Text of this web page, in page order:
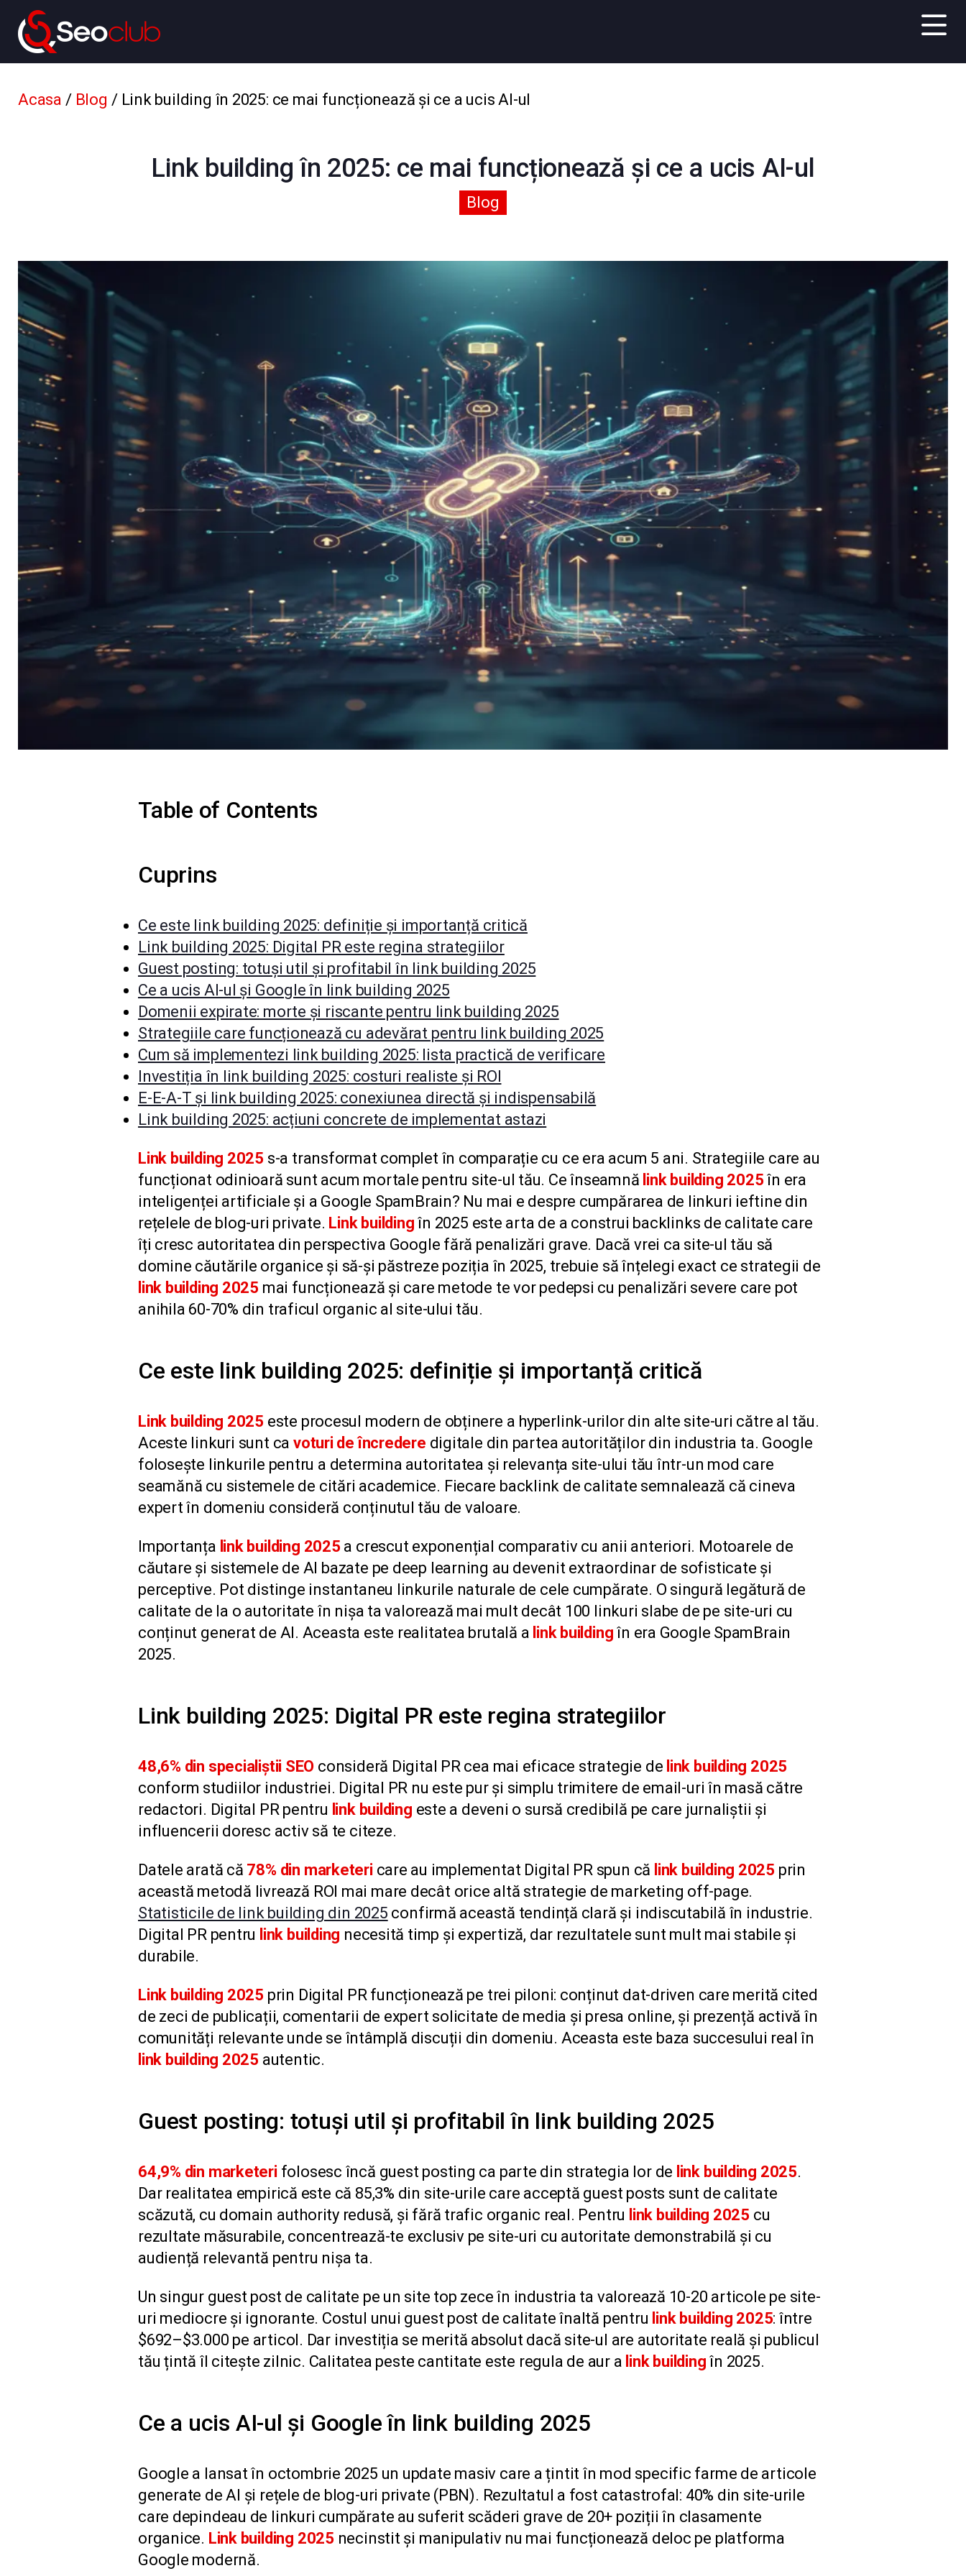
Acasa / Blog / Link building în 2025: ce mai funcționează și ce a ucis AI-ul
Link building în 2025: ce mai funcționează și ce a ucis AI-ul
Blog
Table of Contents
Cuprins
Ce este link building 2025: definiție și importanță critică
Link building 2025: Digital PR este regina strategiilor
Guest posting: totuși util și profitabil în link building 2025
Ce a ucis AI-ul și Google în link building 2025
Domenii expirate: morte și riscante pentru link building 2025
Strategiile care funcționează cu adevărat pentru link building 2025
Cum să implementezi link building 2025: lista practică de verificare
Investiția în link building 2025: costuri realiste și ROI
E-E-A-T și link building 2025: conexiunea directă și indispensabilă
Link building 2025: acțiuni concrete de implementat astazi
Link building 2025 s-a transformat complet în comparație cu ce era acum 5 ani. Strategiile care au
funcționat odinioară sunt acum mortale pentru site-ul tău. Ce înseamnă link building 2025 în era
inteligenței artificiale și a Google SpamBrain? Nu mai e despre cumpărarea de linkuri ieftine din
rețelele de blog-uri private. Link building în 2025 este arta de a construi backlinks de calitate care
îți cresc autoritatea din perspectiva Google fără penalizări grave. Dacă vrei ca site-ul tău să
domine căutările organice și să-și păstreze poziția în 2025, trebuie să înțelegi exact ce strategii de
link building 2025 mai funcționează și care metode te vor pedepsi cu penalizări severe care pot
anihila 60-70% din traficul organic al site-ului tău.
Ce este link building 2025: definiție și importanță critică
Link building 2025 este procesul modern de obținere a hyperlink-urilor din alte site-uri către al tău.
Aceste linkuri sunt ca voturi de încredere digitale din partea autorităților din industria ta. Google
folosește linkurile pentru a determina autoritatea și relevanța site-ului tău într-un mod care
seamănă cu sistemele de citări academice. Fiecare backlink de calitate semnalează că cineva
expert în domeniu consideră conținutul tău de valoare.
Importanța link building 2025 a crescut exponențial comparativ cu anii anteriori. Motoarele de
căutare și sistemele de AI bazate pe deep learning au devenit extraordinar de sofisticate și
perceptive. Pot distinge instantaneu linkurile naturale de cele cumpărate. O singură legătură de
calitate de la o autoritate în nișa ta valorează mai mult decât 100 linkuri slabe de pe site-uri cu
conținut generat de AI. Aceasta este realitatea brutală a link building în era Google SpamBrain
2025.
Link building 2025: Digital PR este regina strategiilor
48,6% din specialiștii SEO consideră Digital PR cea mai eficace strategie de link building 2025
conform studiilor industriei. Digital PR nu este pur și simplu trimitere de email-uri în masă către
redactori. Digital PR pentru link building este a deveni o sursă credibilă pe care jurnaliștii și
influencerii doresc activ să te citeze.
Datele arată că 78% din marketericare au implementat Digital PR spun că link building 2025 prin
această metodă livrează ROI mai mare decât orice altă strategie de marketing off-page.
Statisticile de link building din 2025 confirmă această tendință clară și indiscutabilă în industrie.
Digital PR pentru link building necesită timp și expertiză, dar rezultatele sunt mult mai stabile și
durabile.
Link building 2025 prin Digital PR funcționează pe trei piloni: conținut dat-driven care merită cited
de zeci de publicații, comentarii de expert solicitate de media și presa online, și prezență activă în
comunități relevante unde se întâmplă discuții din domeniu. Aceasta este baza succesului real în
link building 2025 autentic.
Guest posting: totuși util și profitabil în link building 2025
64,9% din marketerifolosesc încă guest posting ca parte din strategia lor de link building 2025.
Dar realitatea empirică este că 85,3% din site-urile care acceptă guest posts sunt de calitate
scăzută, cu domain authority redusă, și fără trafic organic real. Pentru link building 2025 cu
rezultate măsurabile, concentrează-te exclusiv pe site-uri cu autoritate demonstrabilă și cu
audiență relevantă pentru nișa ta.
Un singur guest post de calitate pe un site top zece în industria ta valorează 10-20 articole pe site-
uri mediocre și ignorante. Costul unui guest post de calitate înaltă pentru link building 2025: între
$692–$3.000 pe articol. Dar investiția se merită absolut dacă site-ul are autoritate reală și publicul
tău țintă îl citește zilnic. Calitatea peste cantitate este regula de aur a link building în 2025.
Ce a ucis AI-ul și Google în link building 2025
Google a lansat în octombrie 2025 un update masiv care a țintit în mod specific farme de articole
generate de AI și rețele de blog-uri private (PBN). Rezultatul a fost catastrofal: 40% din site-urile
care depindeau de linkuri cumpărate au suferit scăderi grave de 20+ poziții în clasamente
organice. Link building 2025 necinstit și manipulativ nu mai funcționează deloc pe platforma
Google modernă.